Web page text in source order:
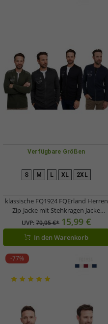
Verfügbare Größen
S M L XL 2XL
klassische FQ1924 FQErland Herren
Zip-Jacke mit Stehkragen Jacke
21900122 in Grün, Grau, Schwarz
oder Blau
UVP:79,95 €* 15,99 €
In den Warenkorb
-77%